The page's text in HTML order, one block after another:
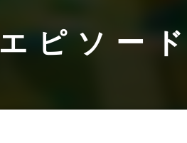
エピソード